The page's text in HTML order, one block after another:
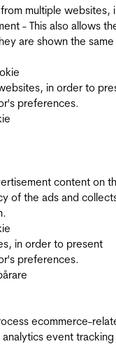
multiple websites,
- This also allows
are shown the same
in order to
preferences.
content on
of the ads and
in order to present
preferences.
ecommerce-
event tracking